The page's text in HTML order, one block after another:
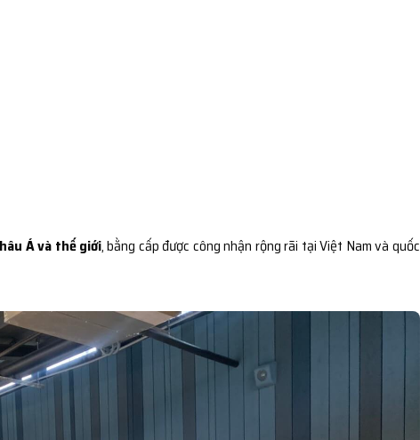
Á và thế giới, bằng cấp được công nhận rộng rãi tại Việt Nam và quốc